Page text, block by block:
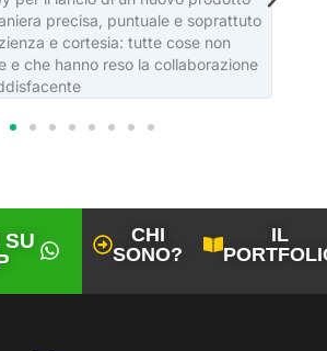
precisa, puntuale e soprattuto
e cortesia: tutte cose non
e che hanno reso la collaborazione
SU
CHI
SONO?
IL